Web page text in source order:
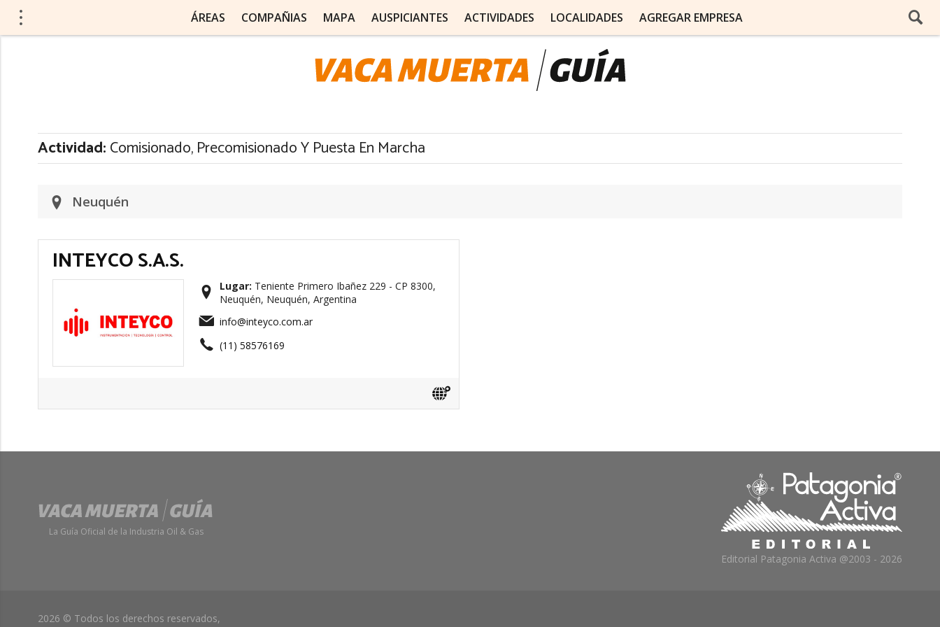
ÁREAS COMPAÑIAS MAPA AUSPICIANTES ACTIVIDADES LOCALIDADES AGREGAR EMPRESA
Actividad:Comisionado, Precomisionado Y Puesta En Marcha
Neuquén
INTEYCO S.A.S.
Lugar: Teniente Primero Ibañez 229 - CP 8300,
Neuquén, Neuquén, Argentina
info@inteyco.com.ar
(11) 58576169
La Guía Oficial de la Industria Oil & Gas
Editorial Patagonia Activa @2003 - 2026
2026 © Todos los derechos reservados,